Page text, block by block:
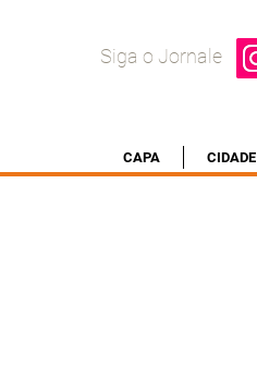
Siga o Jornale
CAPA CIDADE